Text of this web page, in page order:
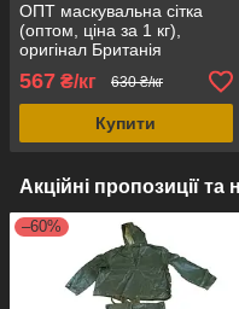
ОПТ маскувальна сітка
(оптом, ціна за 1 кг),
оригінал Британія
567 ₴/кг 630 ₴/кг
Купити
Акційні пропозиції та
–60%